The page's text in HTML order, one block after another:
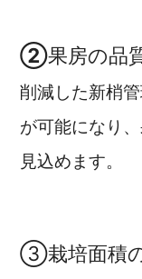
②果房の品
削減した新梢
が可能になり、
見込めます。
③栽培面積